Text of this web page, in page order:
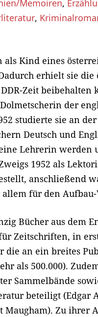
Memoiren,
,
Kind eines
erhielt sie die
Zeit beibehalten
der
studierte sie an
Deutsch und
Lehrerin werden
1952 als
anschließend
für den Aufbau-
Bücher aus dem
Zeitschriften, in
die an ein breites
als 500.000).
Sammelbände
beteiligt (Edgar
Maugham). Zu ihrer